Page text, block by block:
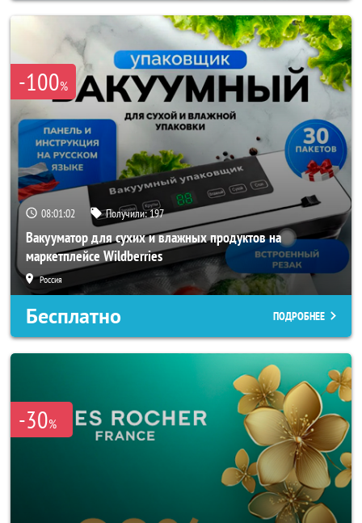
-100%
08:01:00 Получили:197
Вакууматор для сухих и влажных продуктов на
маркетплейсе Wildberries
Россия
Бесплатно ПОДРОБНЕЕ
-30%